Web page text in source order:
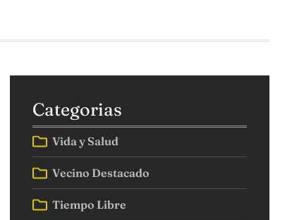
Categorias
Vida y Salud
Vecino Destacado
Tiempo Libre